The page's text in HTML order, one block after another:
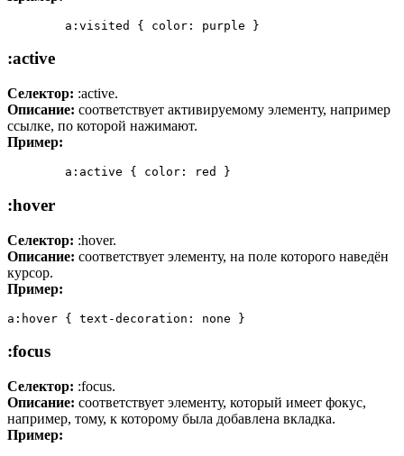
	a:visited { color: purple }
:active
Селектор: :active.
Описание: соответствует активируемому элементу, например
ссылке, по которой нажимают.
Пример:
	a:active { color: red }
:hover
Селектор: :hover.
Описание: соответствует элементу, на поле которого наведён
курсор.
Пример:
a:hover { text-decoration: none }
:focus
Селектор: :focus.
Описание: соответствует элементу, который имеет фокус,
например, тому, к которому была добавлена вкладка.
Пример: